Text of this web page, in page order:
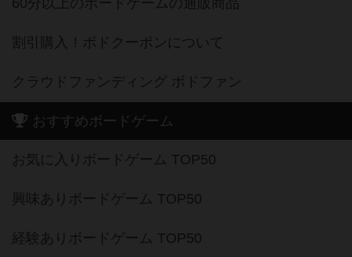
60分以上のボードゲームの通販商品
割引購入！ボドクーポンについて
クラウドファンディング ボドファン
おすすめボードゲーム
お気に入りボードゲーム TOP50
興味ありボードゲーム TOP50
経験ありボードゲーム TOP50